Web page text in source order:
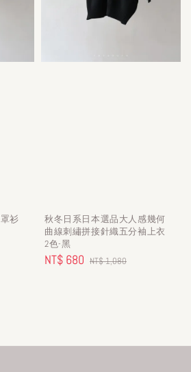
衫
秋冬日系日本選品大人感幾何
曲線刺繡拼接針織五分袖上衣
2色-黑
Sale
NT$ 680 Regular
NT$ 1,080